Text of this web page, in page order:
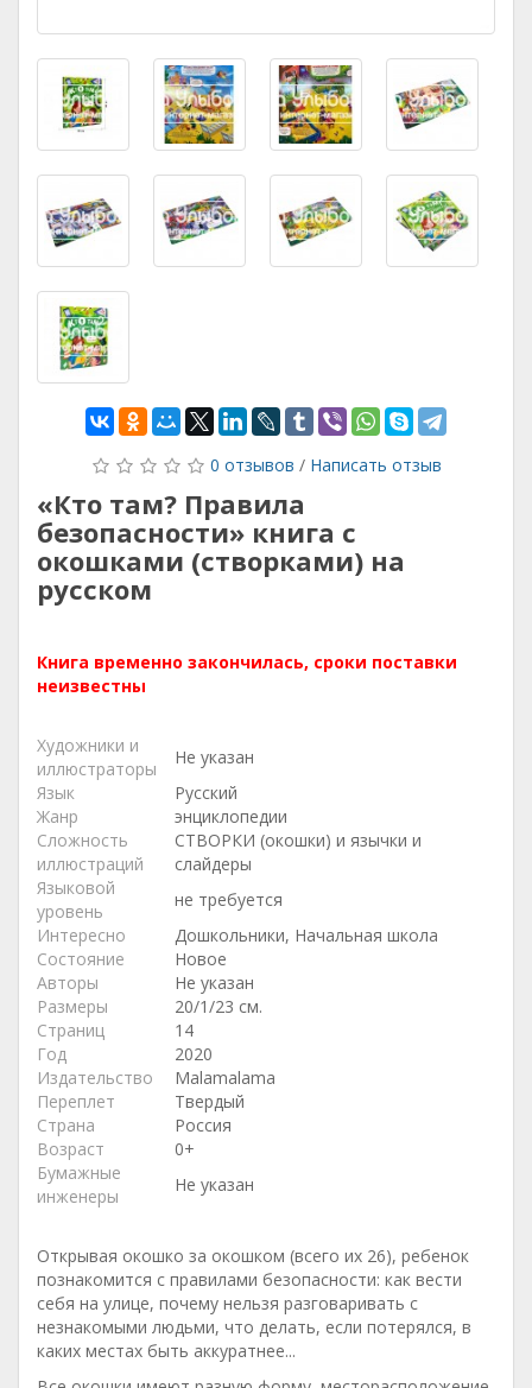
0 отзывов / Написать отзыв
«Кто там? Правила
безопасности» книга с
окошками (створками) на
русском
Книга временно закончилась, сроки поставки
неизвестны
Художники и
иллюстраторы
Не указан
Язык
Русский
Жанр
энциклопедии
Сложность
иллюстраций
СТВОРКИ (окошки) и язычки и
слайдеры
Языковой
уровень
не требуется
Интересно
Дошкольники, Начальная школа
Состояние
Новое
Авторы
Не указан
Размеры
20/1/23 см.
Страниц
14
Год
2020
Издательство
Malamalama
Переплет
Твердый
Страна
Россия
Возраст
0+
Бумажные
инженеры
Не указан
Открывая окошко за окошком (всего их 26), ребенок
познакомится с правилами безопасности: как вести
себя на улице, почему нельзя разговаривать с
незнакомыми людьми, что делать, если потерялся, в
каких местах быть аккуратнее...